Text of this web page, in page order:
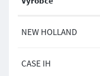
NEW HOLLAND
CASE IH